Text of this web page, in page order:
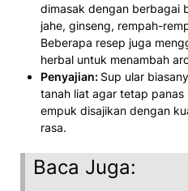
dimasak dengan berbagai
jahe, ginseng, rempah-
Beberapa resep juga
herbal untuk menambah
Penyajian: Sup ular
tanah liat agar tetap panas
empuk disajikan dengan
rasa.
Baca Juga: